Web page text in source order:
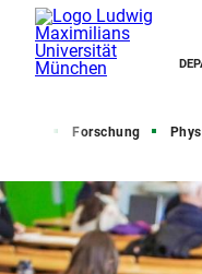
Forschung